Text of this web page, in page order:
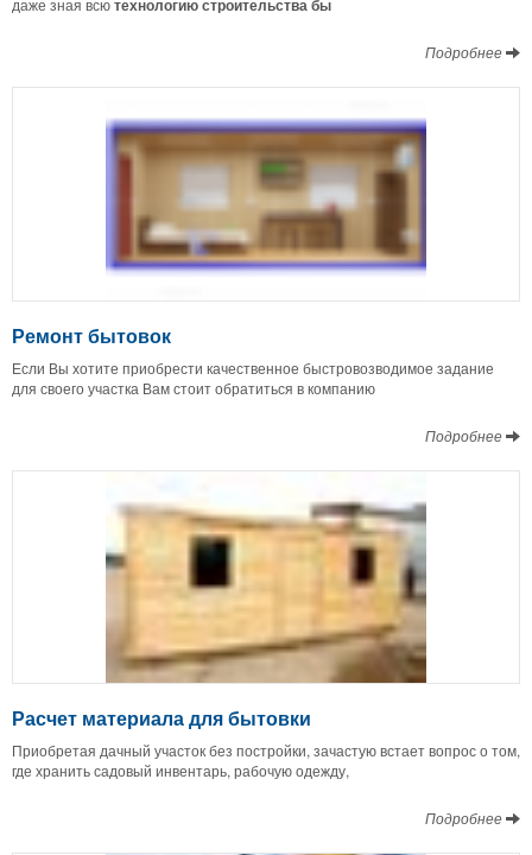
даже зная всютехнологию строительства бы
Подробнее
Ремонт бытовок
Если Вы хотите приобрести качественное быстровозводимое задание
для своего участка Вам стоит обратиться в компанию
Подробнее
Расчет материала для бытовки
Приобретая дачный участок без постройки, зачастую встает вопрос о том,
где хранить садовый инвентарь, рабочую одежду,
Подробнее